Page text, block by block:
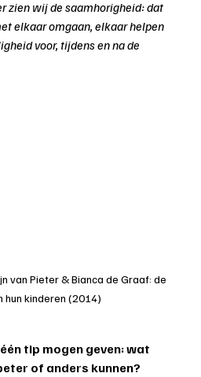
zien wij de saamhorigheid: dat
elkaar omgaan, elkaar helpen
voor, tijdens en na de
van Pieter & Bianca de Graaf: de
hun kinderen (2014)
tip mogen geven: wat
of anders kunnen?